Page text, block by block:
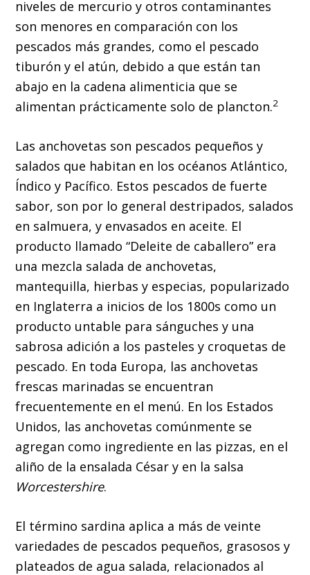
niveles de mercurio y otros contaminantes
son menores en comparación con los
pescados más grandes, como el pescado
tiburón y el atún, debido a que están tan
abajo en la cadena alimenticia que se
alimentan prácticamente solo de plancton.2
Las anchovetas son pescados pequeños y
salados que habitan en los océanos Atlántico,
Índico y Pacífico. Estos pescados de fuerte
sabor, son por lo general destripados, salados
en salmuera, y envasados en aceite. El
producto llamado “Deleite de caballero” era
una mezcla salada de anchovetas,
mantequilla, hierbas y especias, popularizado
en Inglaterra a inicios de los 1800s como un
producto untable para sánguches y una
sabrosa adición a los pasteles y croquetas de
pescado. En toda Europa, las anchovetas
frescas marinadas se encuentran
frecuentemente en el menú. En los Estados
Unidos, las anchovetas comúnmente se
agregan como ingrediente en las pizzas, en el
aliño de la ensalada César y en la salsa
Worcestershire.
El término sardina aplica a más de veinte
variedades de pescados pequeños, grasosos y
plateados de agua salada, relacionados al